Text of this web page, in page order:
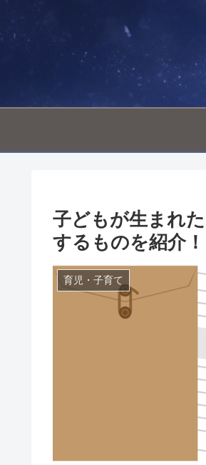
子どもが生まれ
するものを紹介！
育児・子育て